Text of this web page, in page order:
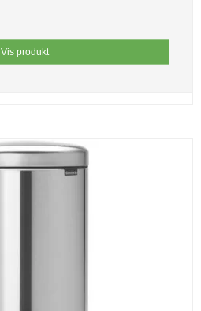
Vis produkt